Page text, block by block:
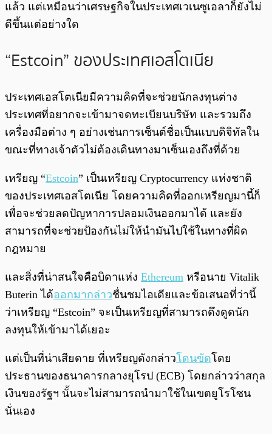
แล้ว แต่เหมือนว่าเศรษฐกิจในประเทศเวเนซูเอลาก็ยังไม่
ดีขึ้นแต่อย่างใด
“Estcoin” ของประเทศเอสโตเนีย
ประเทศเอสโตเนียมีความคิดที่จะช่วยนักลงทุนต่าง
ประเทศที่อยากจะเข้ามาจดทะเบียนบริษัท และรวมถึง
เครื่องมือต่าง ๆ อย่างเช่นการเซ็นต์ชื่อเป็นแบบดิจิทัลใน
ขณะที่ทางเจ้าตัวไม่ต้องเดินทางมาเซ็นเองถึงที่ด้วย
เหรียญ “Estcoin” เป็นเหรียญ Cryptocurrency แห่งชาติ
ของประเทศเอสโตเนีย โดยความคิดที่ออกเหรียญมานี้ก็
เพื่อจะช่วยลดปัญหาการปลอมเงินออกมาได้ และยัง
สามารถที่จะช่วยป้องกันไม่ให้นำมันไปใช้ในทางที่ผิด
กฎหมาย
และสิ่งที่น่าสนใจคือบิดาแห่ง Ethereum หรือนาย Vitalik
Buterin ได้ออกมากล่าวชื่นชมไอเดียและข้อเสนอที่ว่านี้
ว่าเหรียญ “Estcoin” จะเป็นเหรียญที่สามารถดึงดูดนัก
ลงทุนให้เข้ามาได้เยอะ
แต่เป็นที่น่าเสียดาย ที่เหรียญดังกล่าวโดนขัดโดย
ประธานของธนาคารกลางยุโรป (ECB) โดยกล่าวว่าสกุล
เงินของรัฐฯ นั้นจะไม่สามารถนำมาใช้ในเขตยูโรโซน
นั่นเอง